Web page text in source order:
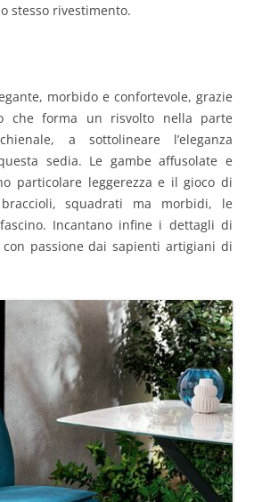
stesso rivestimento.
morbido e confortevole, grazie
che forma un risvolto nella parte
a sottolineare l’eleganza
sedia. Le gambe affusolate e
particolare leggerezza e il gioco di
squadrati ma morbidi, le
Incantano infine i dettagli di
passione dai sapienti artigiani di